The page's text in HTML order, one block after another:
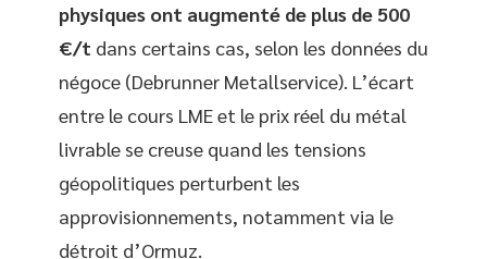
physiques ont augmenté de plus de 500
€/t dans certains cas, selon les données du
négoce (Debrunner Metallservice). L’écart
entre le cours LME et le prix réel du métal
livrable se creuse quand les tensions
géopolitiques perturbent les
approvisionnements, notamment via le
détroit d’Ormuz.